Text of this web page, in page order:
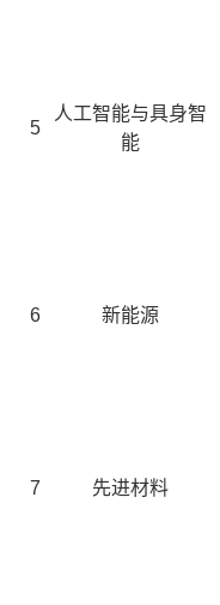
5
人工智能与具身智
能
6 新能源
7 先进材料